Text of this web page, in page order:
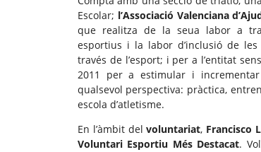
Escolar; l’Associació Valenciana
que realitza de la seua labor a
esportius i la labor d’inclusió de
través de l’esport; i per a l’entitat
2011 per a estimular i
qualsevol perspectiva: pràctica,
escola d’atletisme.
En l’àmbit delvoluntariat, Francisco
Voluntari Esportiu Més Destacat.